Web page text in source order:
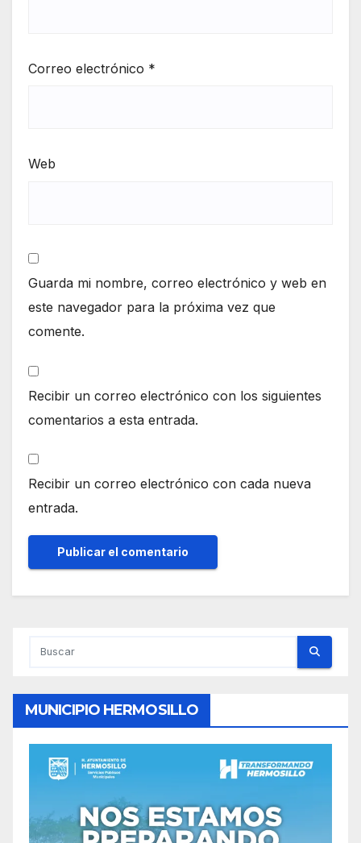
Correo electrónico *
Web
Guarda mi nombre, correo electrónico y web en
este navegador para la próxima vez que
comente.
Recibir un correo electrónico con los siguientes
comentarios a esta entrada.
Recibir un correo electrónico con cada nueva
entrada.
MUNICIPIO HERMOSILLO